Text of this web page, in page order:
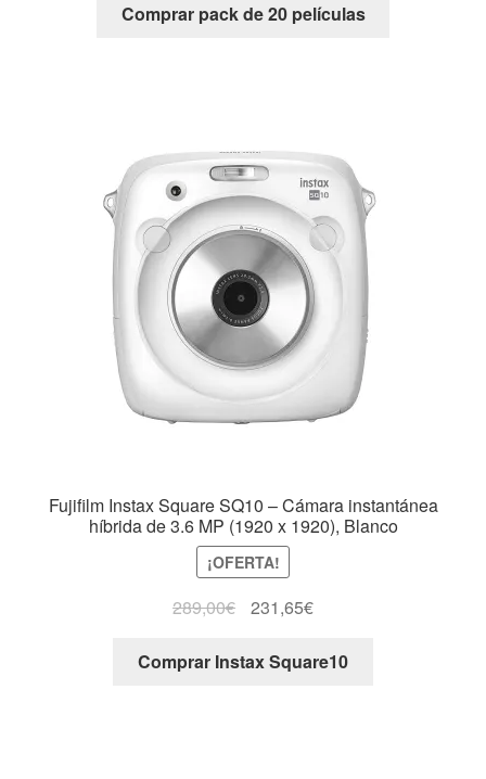
Comprar pack de 20 películas
Fujifilm Instax Square SQ10 – Cámara instantánea
híbrida de 3.6 MP (1920 x 1920), Blanco
¡OFERTA!
289,00€ 231,65€
Comprar Instax Square10